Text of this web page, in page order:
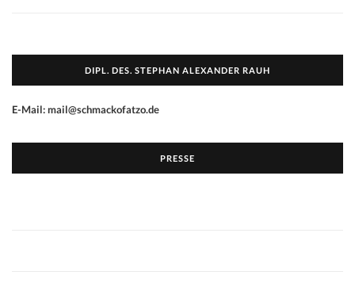
DIPL. DES. STEPHAN ALEXANDER RAUH
E-Mail: mail@schmackofatzo.de
PRESSE